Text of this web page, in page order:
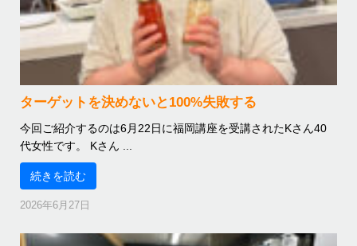
ターゲットを決めないと100%失敗する
今回ご紹介するのは6月22日に福岡講座を受講されたKさん40
代女性です。 Kさん ...
続きを読む
2026年6月27日